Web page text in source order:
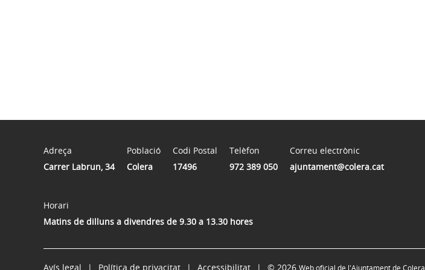
Adreça
Carrer Labrun, 34
Població
Colera
Codi Postal
17496
Telèfon
972 389 050
Correu electrònic
ajuntament@colera.cat
Horari
Matins de dilluns a divendres de 9.30 a 13.30 hores
Avís legal Política de privacitat Accessibilitat © 2026